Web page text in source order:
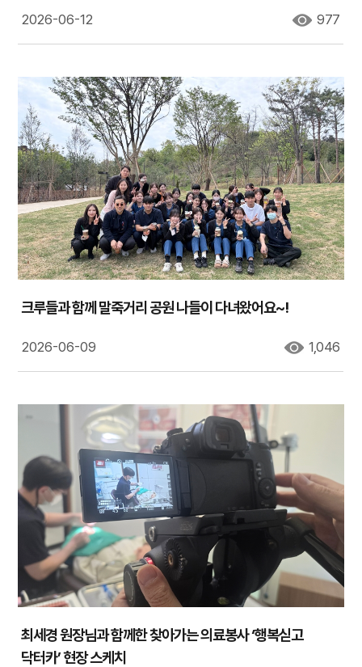
2026-06-12 977
크루들과 함께 말죽거리 공원 나들이 다녀왔어요~!
2026-06-09 1,046
최세경 원장님과 함께한 찾아가는 의료봉사 ‘행복싣고
닥터카’ 현장 스케치